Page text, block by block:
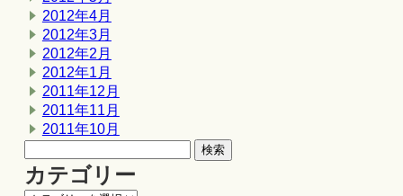
2012年4月
2012年3月
2012年2月
2012年1月
2011年12月
2011年11月
2011年10月
カテゴリー